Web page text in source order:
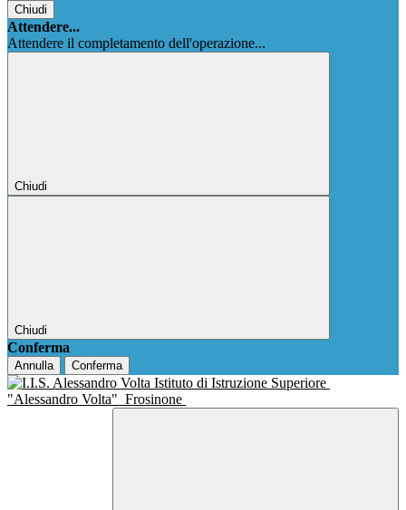
Chiudi
Attendere...
Attendere il completamento dell'operazione...
Chiudi
Chiudi
Conferma
Annulla Conferma
Istituto di Istruzione Superiore
"Alessandro Volta" Frosinone